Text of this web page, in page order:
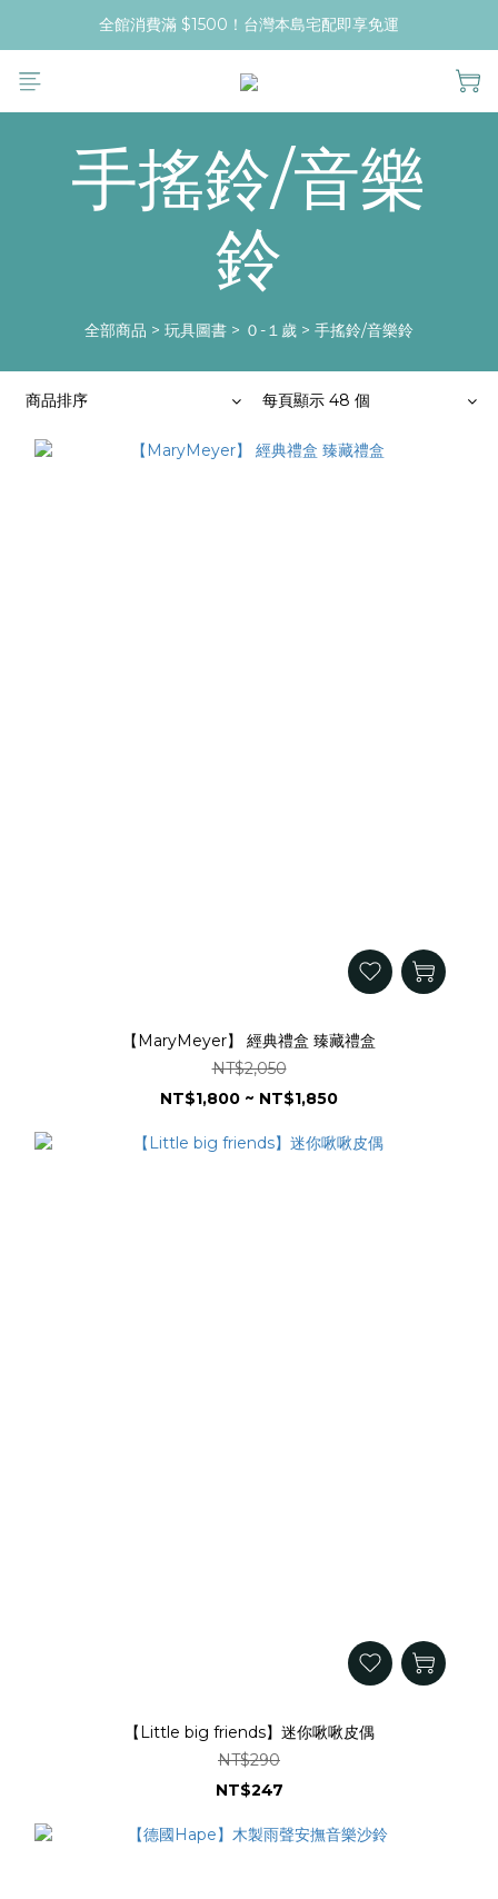
全館消費滿 $1500！台灣本島宅配即享免運
手搖鈴/音樂
鈴
全部商品 > 玩具圖書 > ０-１歲 > 手搖鈴/音樂鈴
商品排序 每頁顯示 48 個
【MaryMeyer】 經典禮盒 臻藏禮盒
NT$2,050
NT$1,800 ~ NT$1,850
【Little big friends】迷你啾啾皮偶
NT$290
NT$247